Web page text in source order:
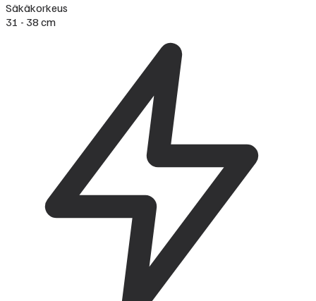
Säkäkorkeus
31 - 38 cm